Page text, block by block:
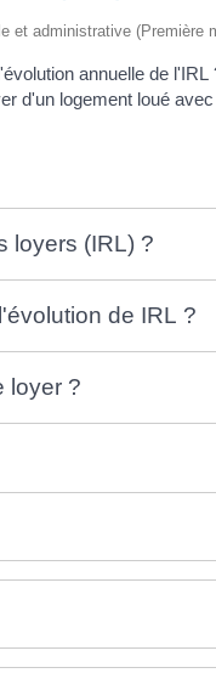
et administrative (Première
annuelle de
d'un logement loué
loyers (IRL) ?
de IRL ?
loyer ?